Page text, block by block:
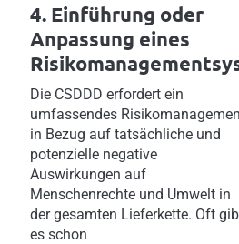
4. Einführung oder
Anpassung eines
Die CSDDD erfordert ein
umfassendes
in Bezug auf tatsächliche und
potenzielle negative
Auswirkungen auf
Menschenrechte und Umwelt in
der gesamten Lieferkette. Oft
es schon